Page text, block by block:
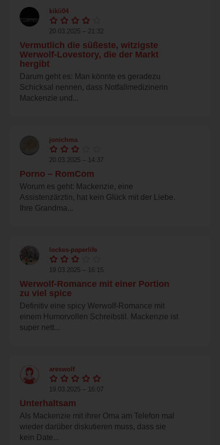
kikii04
20.03.2025 – 21:32
Vermutlich die süßeste, witzigste
Werwolf-Lovestory, die der Markt
hergibt
Darum geht es: Man könnte es geradezu
Schicksal nennen, dass Notfallmedizinerin
Mackenzie und...
jonichma
20.03.2025 – 14:37
Porno – RomCom
Worum es geht: Mackenzie, eine
Assistenzärztin, hat kein Glück mit der Liebe.
Ihre Grandma...
lockes-paperlife
19.03.2025 – 16:15
Werwolf-Romance mit einer Portion
zu viel spice
Definitiv eine spicy Werwolf-Romance mit
einem Humorvollen Schreibstil. Mackenzie ist
super nett...
areswolf
19.03.2025 – 16:07
Unterhaltsam
Als Mackenzie mit ihrer Oma am Telefon mal
wieder darüber diskutieren muss, dass sie
kein Date...